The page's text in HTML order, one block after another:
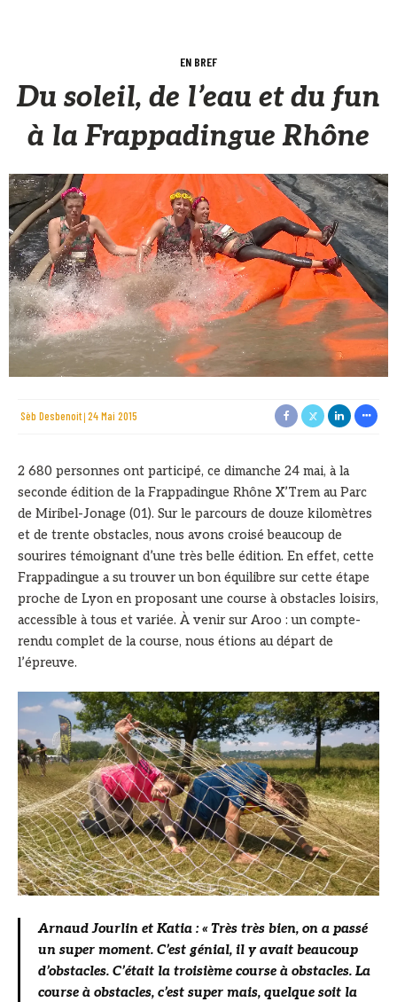
EN BREF
Du soleil, de l’eau et du fun
à la Frappadingue Rhône
Sèb Desbenoit 24 Mai 2015
2 680 personnes ont participé, ce dimanche 24 mai, à la
seconde édition de la Frappadingue Rhône X’Trem au Parc
de Miribel-Jonage (01). Sur le parcours de douze kilomètres
et de trente obstacles, nous avons croisé beaucoup de
sourires témoignant d’une très belle édition. En effet, cette
Frappadingue a su trouver un bon équilibre sur cette étape
proche de Lyon en proposant une course à obstacles loisirs,
accessible à tous et variée. À venir sur Aroo : un compte-
rendu complet de la course, nous étions au départ de
l’épreuve.
Arnaud Jourlin et Katia : « Très très bien, on a passé
un super moment. C’est génial, il y avait beaucoup
d’obstacles. C’était la troisième course à obstacles. La
course à obstacles, c’est super mais, quelque soit la